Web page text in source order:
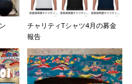
チャリティTシャツ4月の募金
報告